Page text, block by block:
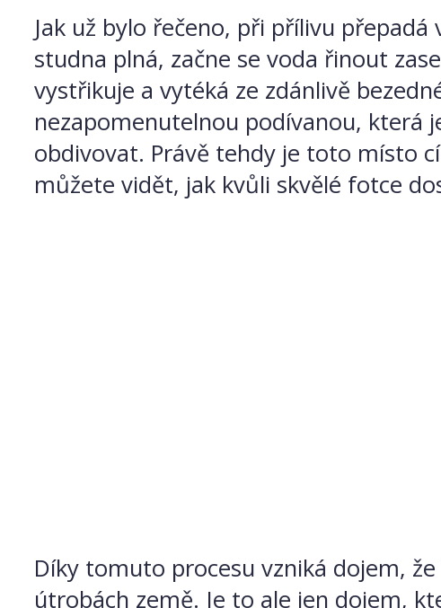
Jak už bylo řečeno, při přílivu
studna plná, začne se voda řinout
vystřikuje a vytéká ze zdánlivě
nezapomenutelnou podívanou, která
obdivovat. Právě tehdy je toto místo
můžete vidět, jak kvůli skvělé fotce
Díky tomuto procesu vzniká dojem,
útrobách země. Je to ale jen dojem,